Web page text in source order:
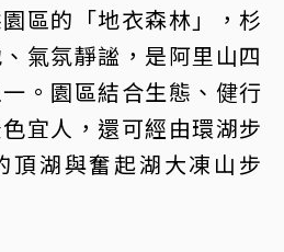
區的「地衣森林」，杉
氣氛靜謐，是阿里山四
。園區結合生態、健行
宜人，還可經由環湖步
頂湖與奮起湖大凍山步